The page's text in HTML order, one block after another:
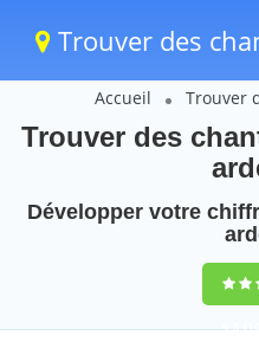
Trouver des
Accueil Trouver
Trouver des
Développer votre
9,5